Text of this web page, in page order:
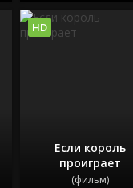
Если король
проиграет
(фильм)
HD